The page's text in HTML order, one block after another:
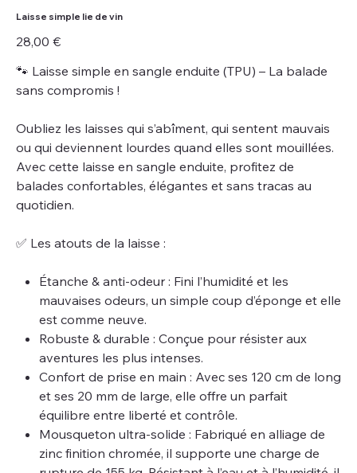
Laisse simple lie de vin
Prix
28,00 €
🐾 Laisse simple en sangle enduite (TPU) – La balade
sans compromis !
Oubliez les laisses qui s’abîment, qui sentent mauvais
ou qui deviennent lourdes quand elles sont mouillées.
Avec cette laisse en sangle enduite, profitez de
balades confortables, élégantes et sans tracas au
quotidien.
✅ Les atouts de la laisse :
Étanche & anti-odeur : Fini l’humidité et les
mauvaises odeurs, un simple coup d’éponge et elle
est comme neuve.
Robuste & durable : Conçue pour résister aux
aventures les plus intenses.
Confort de prise en main : Avec ses 120 cm de long
et ses 20 mm de large, elle offre un parfait
équilibre entre liberté et contrôle.
Mousqueton ultra-solide : Fabriqué en alliage de
zinc finition chromée, il supporte une charge de